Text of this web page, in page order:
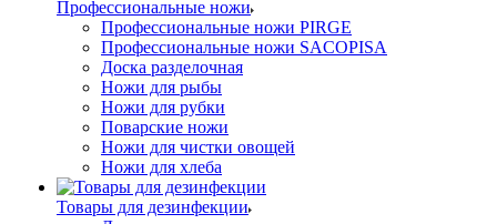
Профессиональные ножи
Профессиональные ножи PIRGE
Профессиональные ножи SACOPISA
Доска разделочная
Ножи для рыбы
Ножи для рубки
Поварские ножи
Ножи для чистки овощей
Ножи для хлеба
Товары для дезинфекции